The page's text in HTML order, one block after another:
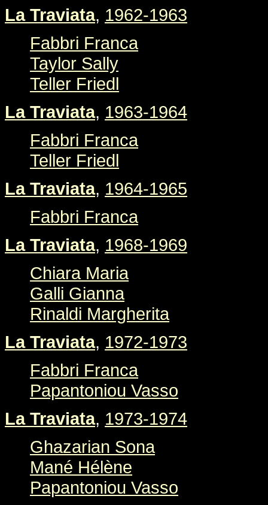
La Traviata, 1962-1963
Fabbri Franca
Taylor Sally
Teller Friedl
La Traviata, 1963-1964
Fabbri Franca
Teller Friedl
La Traviata, 1964-1965
Fabbri Franca
La Traviata, 1968-1969
Chiara Maria
Galli Gianna
Rinaldi Margherita
La Traviata, 1972-1973
Fabbri Franca
Papantoniou Vasso
La Traviata, 1973-1974
Ghazarian Sona
Mané Hélène
Papantoniou Vasso